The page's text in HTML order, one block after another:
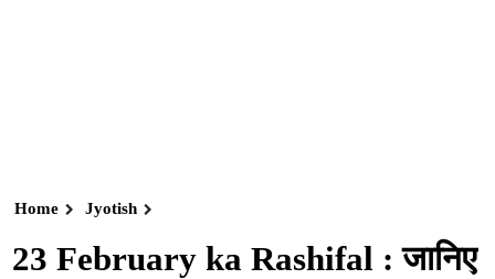
Home Jyotish
23 February ka Rashifal : जानिए